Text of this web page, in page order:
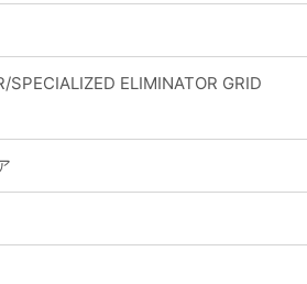
ELIMINATOR GRID